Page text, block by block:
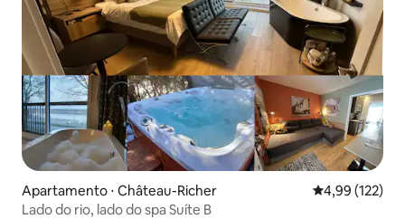
Apartamento ⋅ Château-Richer 4,99 de uma
4,99 (122)
Lado do rio, lado do spa Suíte B